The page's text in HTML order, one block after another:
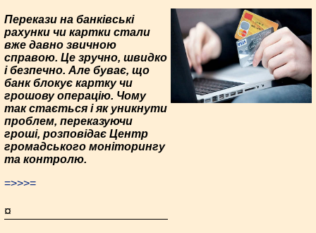
Перекази на банківські
рахунки чи картки стали
вже давно звичною
справою. Це зручно, швидко
і безпечно. Але буває, що
банк блокує картку чи
грошову операцію. Чому
так стається і як уникнути
проблем, переказуючи
гроші, розповідає Центр
громадського моніторингу
та контролю.
=>>>=
¤